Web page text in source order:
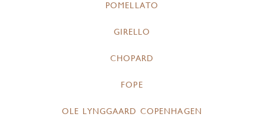
POMELLATO
GIRELLO
CHOPARD
FOPE
OLE LYNGGAARD COPENHAGEN